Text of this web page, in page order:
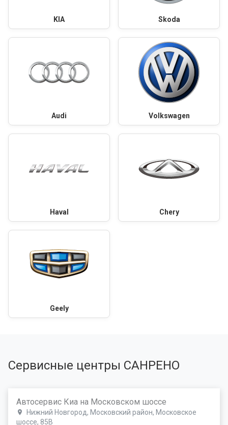
KIA Skoda
Audi Volkswagen
Haval Chery
Geely
Сервисные центры САНРЕНО
Автосервис Киа на Московском шоссе
Нижний Новгород, Московский район, Московское
шоссе, 85В